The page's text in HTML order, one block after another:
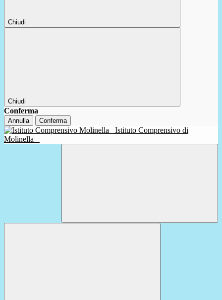
Chiudi
Chiudi
Conferma
Annulla Conferma
Istituto Comprensivo di
Molinella